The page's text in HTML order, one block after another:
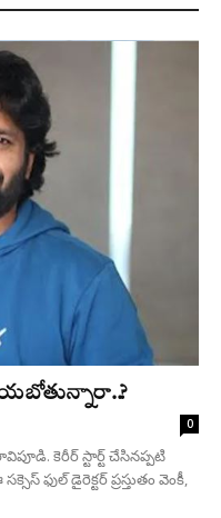
0
కెరీర్ స్టార్ట్ చేసినప్పటి
ఫుల్ డైరెక్టర్ ప్రస్తుతం వెంకీ,